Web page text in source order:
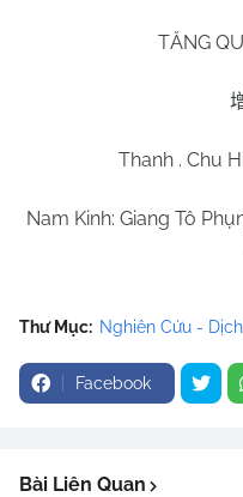
TĂNG
Thanh . Chu
Nam Kinh: Giang Tô
Thư Mục: Nghiên Cứu -
Facebook
Bài Liên Quan